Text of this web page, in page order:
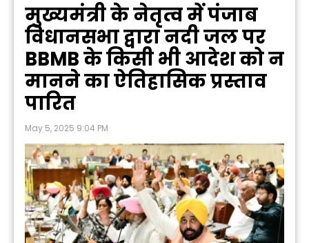
मुख्यमंत्री के नेतृत्व में पंजाब
विधानसभा द्वारा नदी जल पर
BBMB के किसी भी आदेश को न
मानने का ऐतिहासिक प्रस्ताव
पारित
May 5, 2025 9:04 PM